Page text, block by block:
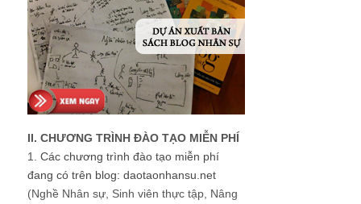
II. CHƯƠNG TRÌNH ĐÀO TẠO MIỄN PHÍ
1. Các chương trình đào tạo miễn phí
đang có trên blog: daotaonhansu.net
(Nghề Nhân sự, Sinh viên thực tập, Nâng